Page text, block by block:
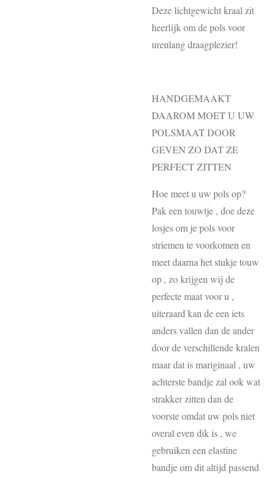
Deze lichtgewicht kraal zit
heerlijk om de pols voor
urenlang draagplezier!
HANDGEMAAKT
DAAROM MOET U UW
POLSMAAT DOOR
GEVEN ZO DAT ZE
PERFECT ZITTEN
Hoe meet u uw pols op?
Pak een touwtje , doe deze
losjes om je pols voor
striemen te voorkomen en
meet daarna het stukje touw
op , zo krijgen wij de
perfecte maat voor u ,
uiteraard kan de een iets
anders vallen dan de ander
door de verschillende kralen
maar dat is mariginaal , uw
achterste bandje zal ook wat
strakker zitten dan de
voorste omdat uw pols niet
overal even dik is , we
gebruiken een elastine
bandje om dit altijd passend